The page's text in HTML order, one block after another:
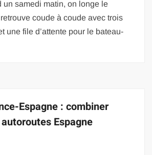
un samedi matin, on longe le
coude à coude avec trois
une file d’attente pour le bateau-
Espagne : combiner
Espagne